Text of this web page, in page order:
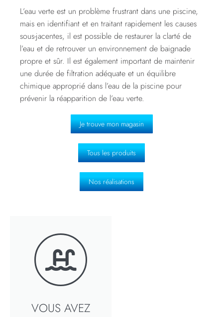
L’eau verte est un problème frustrant dans une piscine,
mais en identifiant et en traitant rapidement les causes
sous-jacentes, il est possible de restaurer la clarté de
l’eau et de retrouver un environnement de baignade
propre et sûr. Il est également important de maintenir
une durée de filtration adéquate et un équilibre
chimique approprié dans l’eau de la piscine pour
prévenir la réapparition de l’eau verte.
Je trouve mon magasin
Tous les produits
Nos réalisations
VOUS AVEZ